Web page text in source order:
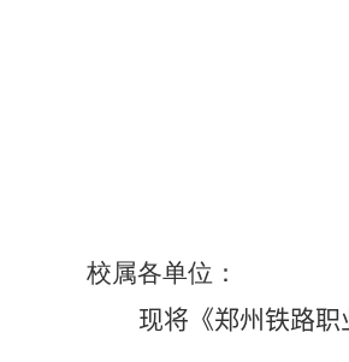
校属各单位：
现将《郑州铁路职